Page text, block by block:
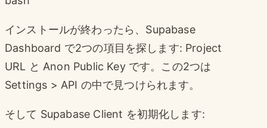
インストールが終わったら、Supabase
Dashboard で2つの項目を探します: Project
URL と Anon Public Key です。この2つは
Settings > API の中で見つけられます。
そして Supabase Client を初期化します: